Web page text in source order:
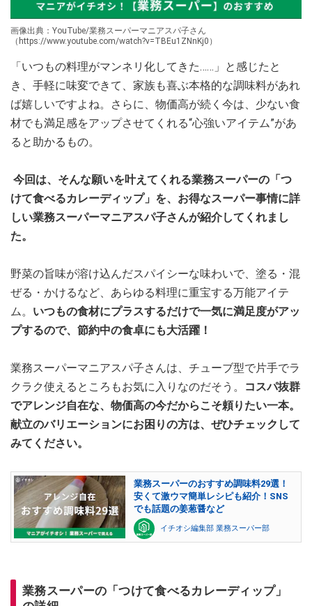
画像出典：YouTube/業務スーパーマニアスパ子さん
（https://www.youtube.com/watch?v=TBEu1ZNnKj0）
「いつもの料理がマンネリ化してきた……」と感じたと
き、手軽に味変できて、家族も喜ぶ本格的な調味料があれ
ば嬉しいですよね。さらに、物価高が続く今は、少ない食
材でも満足感をアップさせてくれる“心強いアイテム”があ
ると助かるもの。
今回は、そんな願いを叶えてくれる業務スーパーの「つ
けて食べるカレーディップ」を、お得なスーパー事情に詳
しい業務スーパーマニアスパ子さんが紹介してくれまし
た。
野菜の旨味が溶け込んだスパイシーな味わいで、塗る・混
ぜる・かけるなど、あらゆる料理に重宝する万能アイテ
ム。 いつもの食材にプラスするだけで一気に満足度がアッ
プするので、節約中の食卓にも大活躍！
業務スーパーマニアスパ子さんは、チューブ型で片手でラ
クラク使えるところもお気に入りなのだそう。
コスパ抜群
でアレンジ自在な、物価高の今だからこそ頼りたい一本。
献立のバリエーションにお困りの方は、ぜひチェックして
みてください。
業務スーパーのおすすめ調味料29選！
安くて激ウマ簡単レシピも紹介！SNS
でも話題の姜葱醤など
イチオシ編集部 業務スーパー部
業務スーパーの「つけて食べるカレーディップ」